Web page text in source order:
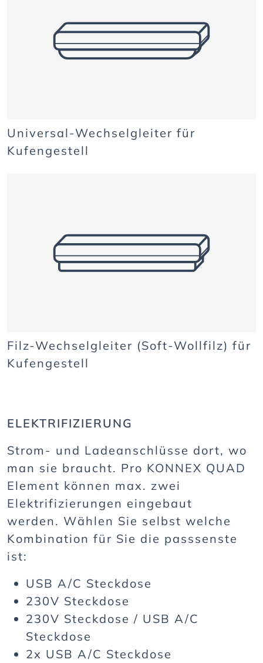
Universal-Wechselgleiter für
Kufengestell
Filz-Wechselgleiter (Soft-Wollfilz) für
Kufengestell
ELEKTRIFIZIERUNG
Strom- und Ladeanschlüsse dort, wo
man sie braucht. Pro KONNEX QUAD
Element können max. zwei
Elektrifizierungen eingebaut
werden. Wählen Sie selbst welche
Kombination für Sie die passsenste
ist:
USB A/C Steckdose
230V Steckdose
230V Steckdose / USB A/C
Steckdose
2x USB A/C Steckdose